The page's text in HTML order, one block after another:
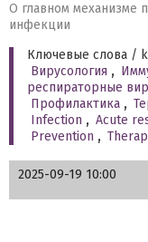
О главном механизме
инфекции
Ключевые слова /
Вирусология ,
респираторные
Профилактика ,
Infection , Acute
Prevention ,
2025-09-19 10:00